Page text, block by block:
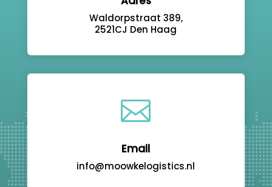
Waldorpstraat 389,
2521CJ Den Haag

Email
info@moowkelogistics.nl